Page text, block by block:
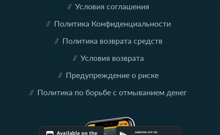
Условия соглашения
Политика Конфиденциальности
Политика возврата средств
Условия возврата
Предупреждение о риске
Политика по борьбе с отмыванием денег